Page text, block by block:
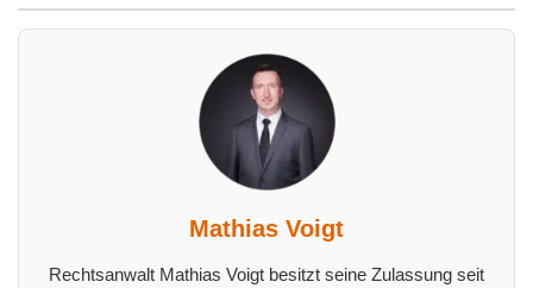
Mathias Voigt
Rechtsanwalt Mathias Voigt besitzt seine Zulassung seit